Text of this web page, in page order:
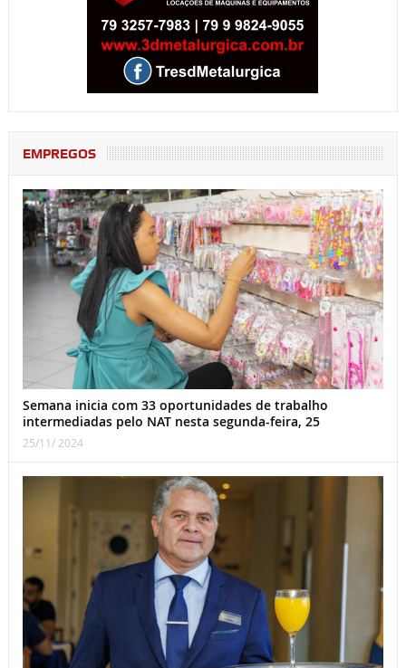
EMPREGOS
Semana inicia com 33 oportunidades de trabalho
intermediadas pelo NAT nesta segunda-feira, 25
25/11/ 2024